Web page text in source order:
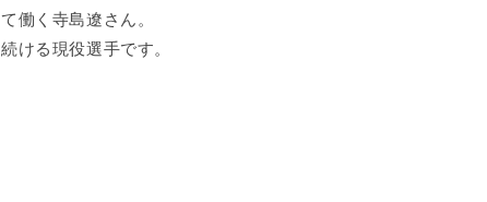
働く寺島遼さん。
ける現役選手です。